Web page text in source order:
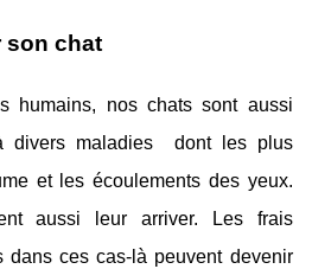
son chat
humains, nos chats sont aussi
divers maladies dont les plus
et les écoulements des yeux.
aussi leur arriver. Les frais
dans ces cas-là peuvent devenir